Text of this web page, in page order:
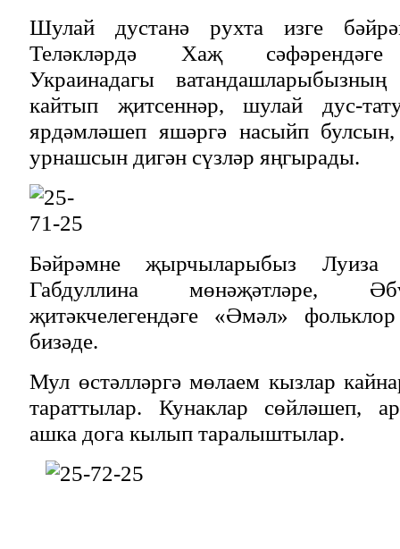
Шулай дустанә рухта изге
Теләкләрдә Хаҗ сәфәрендәге
Украинадагы
кайтып җитсеннәр, шулай дус-
ярдәмләшеп яшәргә насыйп
урнашсын дигән сүзләр яңгырады.
Бәйрәмне җырчыларыбыз Луиза
Габдуллина мөнәҗәтләре,
җитәкчелегендәге «Әмәл»
бизәде.
Мул өстәлләргә мөлаем кызлар
тараттылар. Кунаклар сөйләшеп,
ашка дога кылып таралыштылар.